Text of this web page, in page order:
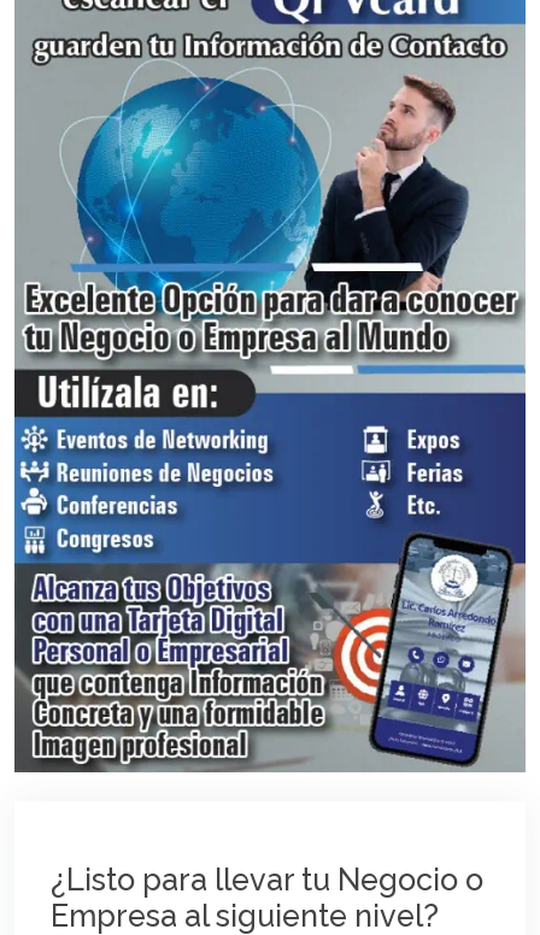
¿Listo para llevar tu Negocio o
Empresa al siguiente nivel?